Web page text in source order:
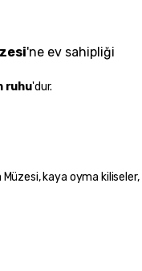
'ne ev sahipliği
ruhu'dur.
Müzesi, kaya oyma kiliseler,